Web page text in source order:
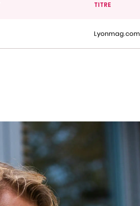
TITRE
Lyonmag.com